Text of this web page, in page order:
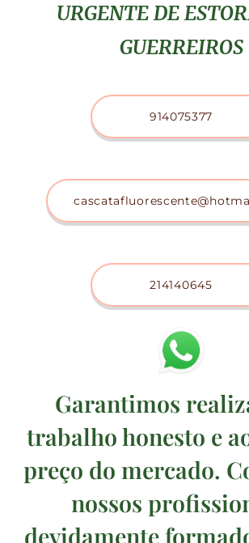
URGENTE DE
GUERREIROS
914075377
214140645
Garantimos
trabalho honesto e
preço do mercado.
nossos
devidamente